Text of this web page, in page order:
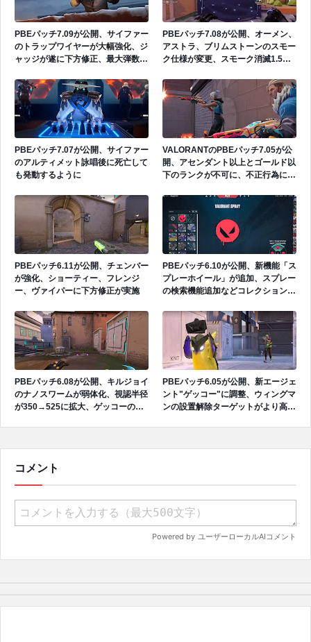
PBEパッチ7.09が公開、サイファー
のトラップワイヤーが大幅強化、ジ
ャッジが遂に下方修正、最大弾数が
加など
PBEパッチ7.08が公開、オーメン、
アストラ、ブリムストーンのスモー
ク仕様が変更、スモーク消滅1.5秒
PBEパッチ7.07が公開、サイファー
のアルティメット詠唱後に死亡して
も発動するように
VALORANTのPBEパッチ7.05が公
開、アセンダント以上とゴールド以
下のランクが不可に、不正行為によ
が強化
PBEパッチ6.11が公開、チェンバー
が強化、ショーティー、フレンジ
ー、ヴァイパーに下方修正が実施
PBEパッチ6.10が公開、新機能「ス
プレーホイール」が追加、スプレー
の検索機能追加などコレクションメ
のアイコンが更新、タレットが地面
を狙うバグを修正
PBEパッチ6.08が公開、キルジョイ
のナノスワームが弱体化、視認半径
が350→525に拡大、ゲッコーのゲ
PBEパッチ6.05が公開、新エージェ
ント"ゲッコー"に調整、ウィングマ
ンの設置解除ターゲットがより高所
コメント